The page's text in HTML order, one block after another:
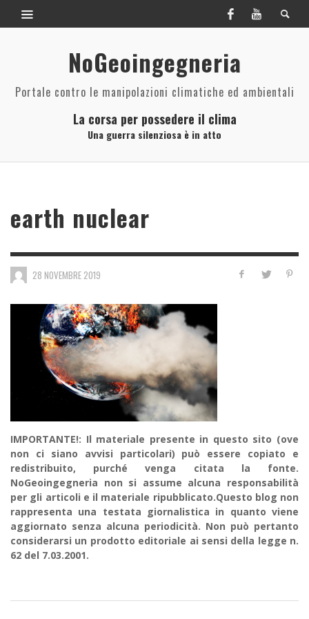
NoGeoingegneria
Portale contro le manipolazioni climatiche ed ambientali
La corsa per possedere il clima
Una guerra silenziosa è in atto
earth nuclear
28 NOVEMBRE 2019
IMPORTANTE!: Il materiale presente in questo sito (ove
non ci siano avvisi particolari) può essere copiato e
redistribuito, purché venga citata la fonte.
NoGeoingegneria non si assume alcuna responsabilità
per gli articoli e il materiale ripubblicato.Questo blog non
rappresenta una testata giornalistica in quanto viene
aggiornato senza alcuna periodicità. Non può pertanto
considerarsi un prodotto editoriale ai sensi della legge n.
62 del 7.03.2001.